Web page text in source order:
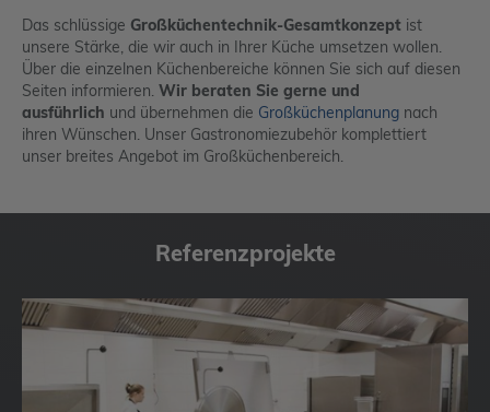
Das schlüssige Großküchentechnik-Gesamtkonzept ist
unsere Stärke, die wir auch in Ihrer Küche umsetzen wollen.
Über die einzelnen Küchenbereiche können Sie sich auf diesen
Seiten informieren. Wir beraten Sie gerne und
ausführlich und übernehmen die Großküchenplanung nach
ihren Wünschen. Unser Gastronomiezubehör komplettiert
unser breites Angebot im Großküchenbereich.
Referenzprojekte